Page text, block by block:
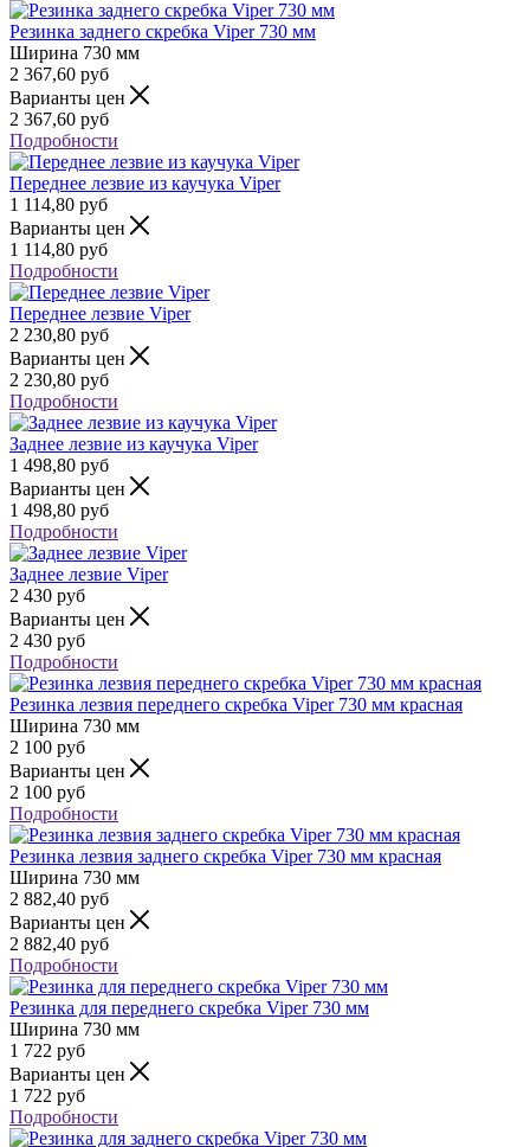
Резинка заднего скребка Viper 730 мм
Ширина 730 мм
2 367,60 руб
Варианты цен
2 367,60 руб
Подробности
Переднее лезвие из каучука Viper
1 114,80 руб
Варианты цен
1 114,80 руб
Подробности
Переднее лезвие Viper
2 230,80 руб
Варианты цен
2 230,80 руб
Подробности
Заднее лезвие из каучука Viper
1 498,80 руб
Варианты цен
1 498,80 руб
Подробности
Заднее лезвие Viper
2 430 руб
Варианты цен
2 430 руб
Подробности
Резинка лезвия переднего скребка Viper 730 мм красная
Ширина 730 мм
2 100 руб
Варианты цен
2 100 руб
Подробности
Резинка лезвия заднего скребка Viper 730 мм красная
Ширина 730 мм
2 882,40 руб
Варианты цен
2 882,40 руб
Подробности
Резинка для переднего скребка Viper 730 мм
Ширина 730 мм
1 722 руб
Варианты цен
1 722 руб
Подробности